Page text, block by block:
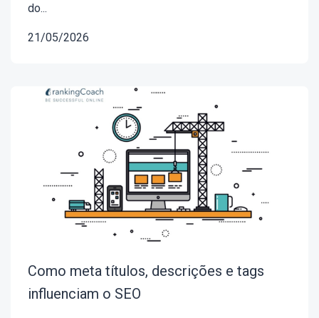
do...
21/05/2026
Como meta títulos, descrições e tags
influenciam o SEO